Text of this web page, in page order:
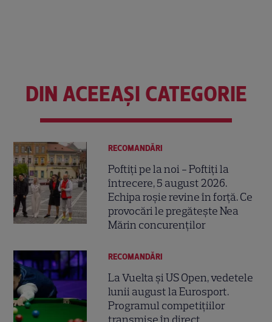
DIN ACEEAȘI CATEGORIE
RECOMANDĂRI
Poftiți pe la noi - Poftiți la
întrecere, 5 august 2026.
Echipa roșie revine în forță. Ce
provocări le pregătește Nea
Mărin concurenților
RECOMANDĂRI
La Vuelta și US Open, vedetele
lunii august la Eurosport.
Programul competițiilor